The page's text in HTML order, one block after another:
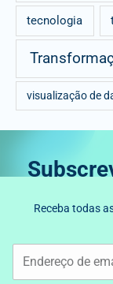
tecnologia
visualização de
Receba todas